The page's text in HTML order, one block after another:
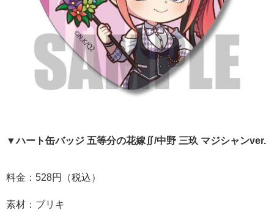
▼ハート缶バッジ 五等分の花嫁∬/中野 三玖 マジシャンver.
料金：528円（税込）
素材：ブリキ